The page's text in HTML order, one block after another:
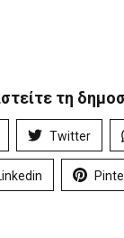
τη
Twitter